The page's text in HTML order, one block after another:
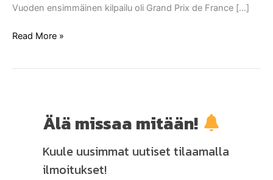
Vuoden ensimmäinen kilpailu oli Grand Prix de France […]
Read More »
Älä missaa mitään!
Kuule uusimmat uutiset tilaamalla
ilmoitukset!